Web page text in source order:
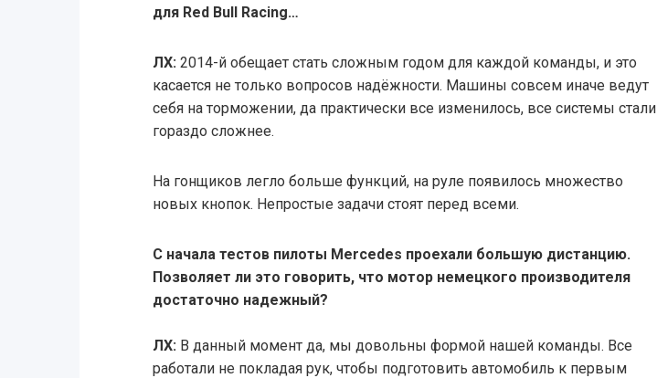
для Red Bull Racing…
ЛХ: 2014-й обещает стать сложным годом для каждой команды, и это
касается не только вопросов надёжности. Машины совсем иначе ведут
себя на торможении, да практически все изменилось, все системы стали
гораздо сложнее.
На гонщиков легло больше функций, на руле появилось множество
новых кнопок. Непростые задачи стоят перед всеми.
С начала тестов пилоты Mercedes проехали большую дистанцию.
Позволяет ли это говорить, что мотор немецкого производителя
достаточно надежный?
ЛХ: В данный момент да, мы довольны формой нашей команды. Все
работали не покладая рук, чтобы подготовить автомобиль к первым